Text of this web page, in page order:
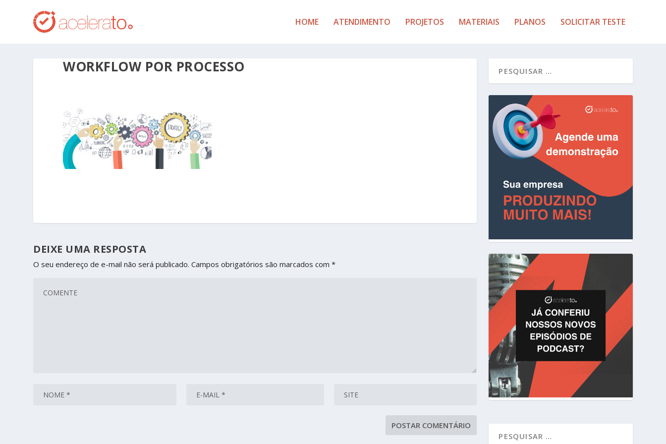
HOME ATENDIMENTO PROJETOS MATERIAIS PLANOS SOLICITAR TESTE
WORKFLOW POR PROCESSO
DEIXE UMA RESPOSTA
O seu endereço de e-mail não será publicado. Campos obrigatórios são marcados com*